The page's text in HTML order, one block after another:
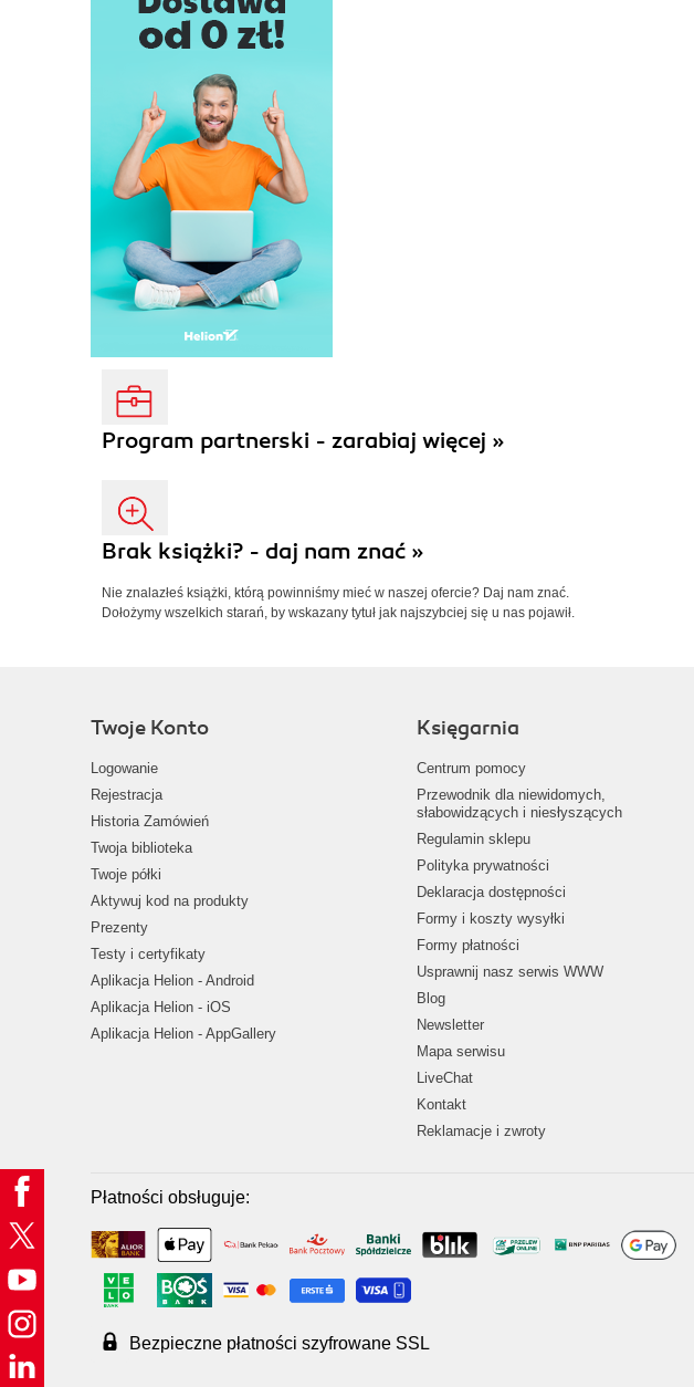
Program partnerski - zarabiaj więcej »
Brak książki? - daj nam znać »
Nie znalazłeś książki, którą powinniśmy mieć w naszej ofercie? Daj nam znać.
Dołożymy wszelkich starań, by wskazany tytuł jak najszybciej się u nas pojawił.
Twoje Konto
Logowanie
Rejestracja
Historia Zamówień
Twoja biblioteka
Twoje półki
Aktywuj kod na produkty
Prezenty
Testy i certyfikaty
Aplikacja Helion - Android
Aplikacja Helion - iOS
Aplikacja Helion - AppGallery
Księgarnia
Centrum pomocy
Przewodnik dla niewidomych,
słabowidzących i niesłyszących
Regulamin sklepu
Polityka prywatności
Deklaracja dostępności
Formy i koszty wysyłki
Formy płatności
Usprawnij nasz serwis WWW
Blog
Newsletter
Mapa serwisu
LiveChat
Kontakt
Reklamacje i zwroty
Płatności obsługuje:
Bezpieczne płatności szyfrowane SSL